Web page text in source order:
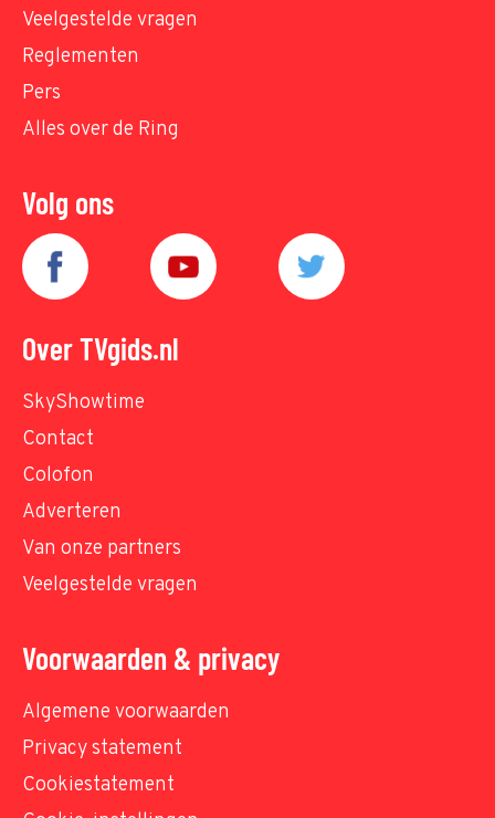
Veelgestelde vragen
Reglementen
Pers
Alles over de Ring
Volg ons
Over TVgids.nl
SkyShowtime
Contact
Colofon
Adverteren
Van onze partners
Veelgestelde vragen
Voorwaarden & privacy
Algemene voorwaarden
Privacy statement
Cookiestatement